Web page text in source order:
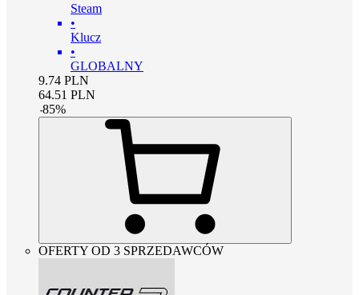
Steam
•
Klucz
•
GLOBALNY
9.74 PLN
64.51 PLN
-85%
OFERTY OD 3 SPRZEDAWCÓW